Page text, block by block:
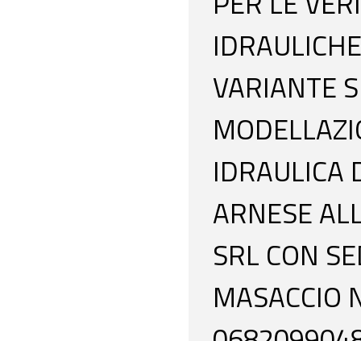
VARIANTE
IDRAULICA
ARNESE
SRL CON
MASACCIO